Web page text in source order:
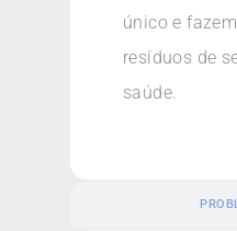
único e
resíduos de
saúde.